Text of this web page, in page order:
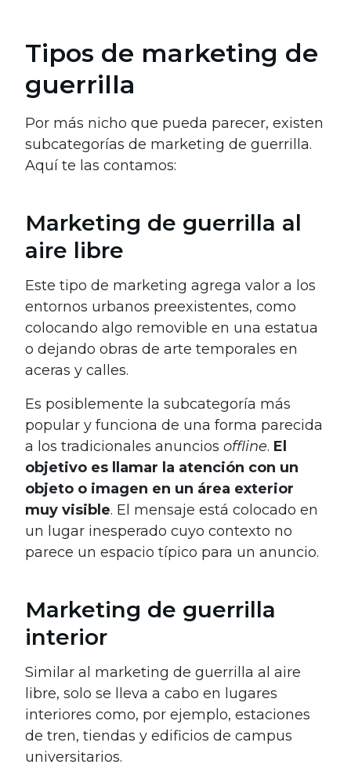
Tipos de marketing de
guerrilla
Por más nicho que pueda parecer, existen
subcategorías de marketing de guerrilla.
Aquí te las contamos:
Marketing de guerrilla al
aire libre
Este tipo de marketing agrega valor a los
entornos urbanos preexistentes, como
colocando algo removible en una estatua
o dejando obras de arte temporales en
aceras y calles.
Es posiblemente la subcategoría más
popular y funciona de una forma parecida
a los tradicionales anuncios offline. El
objetivo es llamar la atención con un
objeto o imagen en un área exterior
muy visible. El mensaje está colocado en
un lugar inesperado cuyo contexto no
parece un espacio típico para un anuncio.
Marketing de guerrilla
interior
Similar al marketing de guerrilla al aire
libre, solo se lleva a cabo en lugares
interiores como, por ejemplo, estaciones
de tren, tiendas y edificios de campus
universitarios.